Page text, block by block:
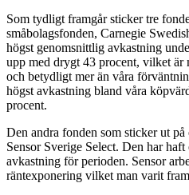
Som tydligt framgår sticker tre
småbolagsfonden, Carnegie
högst genomsnittlig avkastning
upp med drygt 43 procent, vilket är
och betydligt mer än våra
högst avkastning bland våra
procent.
Den andra fonden som sticker ut
Sensor Sverige Select. Den har
avkastning för perioden. Sensor
räntexponering vilket man varit